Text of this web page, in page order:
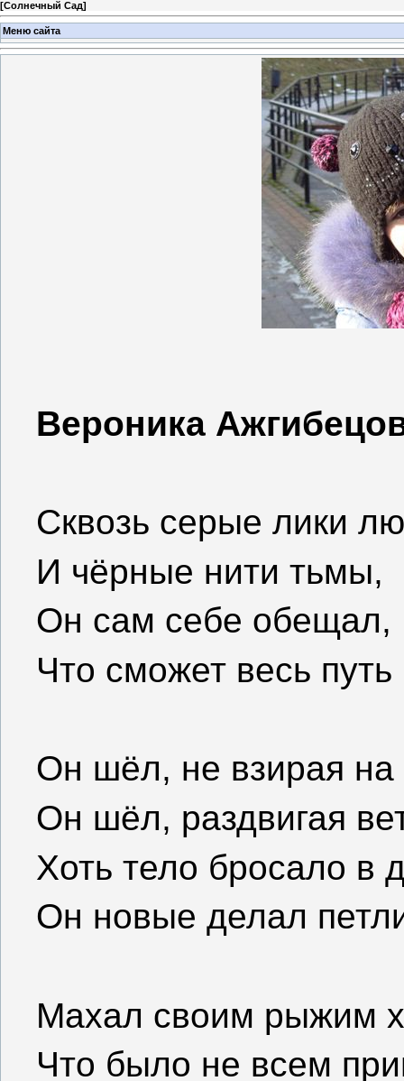
[Солнечный Сад]
Меню сайта
Вероника
Сквозь серые лики
И чёрные нити тьмы,
Он сам себе обещал,
Что сможет весь путь
Он шёл, не взирая
Он шёл, раздвигая
Хоть тело бросало в
Он новые делал
Махал своим рыжим
Что было не всем